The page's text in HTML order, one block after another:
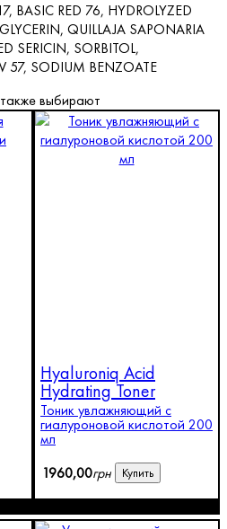
BASIC RED 76, HYDROLYZED
QUILLAJA SAPONARIA
SERICIN, SORBITOL,
57, SODIUM BENZOATE
выбирают
Hyaluroniq Acid
Hydrating Toner
Тоник увлажняющий с
гиалуроновой кислотой 200
мл
1960,00грн Купить